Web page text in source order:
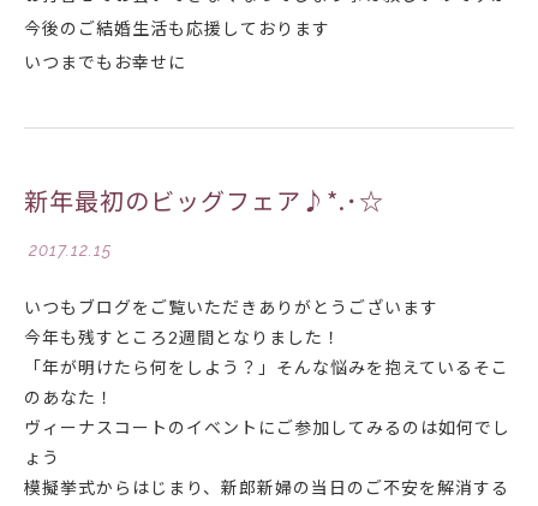
今後のご結婚生活も応援しております
いつまでもお幸せに
新年最初のビッグフェア♪*.･☆
2017.12.15
いつもブログをご覧いただきありがとうございます
今年も残すところ2週間となりました！
「年が明けたら何をしよう？ 」そんな悩みを抱えているそこ
のあなた！
ヴィーナスコートのイベントにご参加してみるのは如何でし
ょう
模擬挙式からはじまり、新郎新婦の当日のご不安を解消する